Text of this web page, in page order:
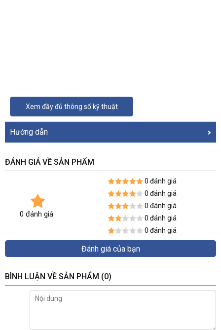
Xem đầy đủ thông số kỹ thuật
Hướng dẫn
ĐÁNH GIÁ VỀ SẢN PHẨM
0 đánh giá
0 đánh giá
0 đánh giá
0 đánh giá
0 đánh giá
0 đánh giá
Đánh giá của bạn
BÌNH LUẬN VỀ SẢN PHẨM (0)